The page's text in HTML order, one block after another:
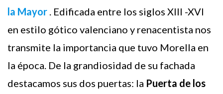
la Mayor . Edificada entre los siglos XIII -XVI
en estilo gótico valenciano y renacentista nos
transmite la importancia que tuvo Morella en
la época. De la grandiosidad de su fachada
destacamos sus dos puertas: la Puerta de los